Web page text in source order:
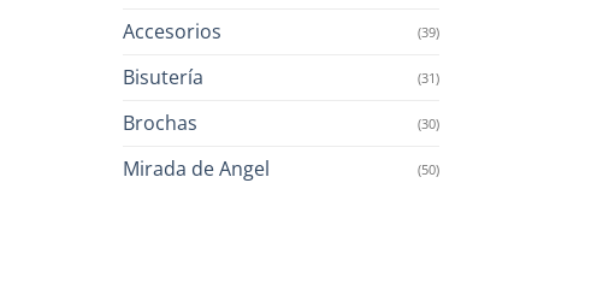
Accesorios (39)
Bisutería (31)
Brochas (30)
Mirada de Angel (50)